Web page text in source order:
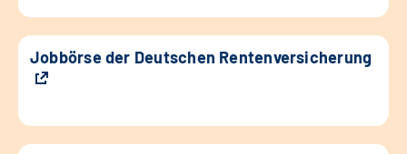
Jobbörse der Deutschen Rentenversicherung